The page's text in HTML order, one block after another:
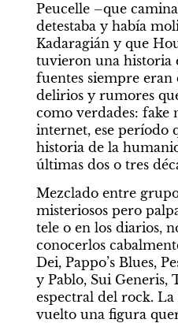
Peucelle –que
detestaba y había
Kadaragián y que
tuvieron una historia
fuentes siempre
delirios y rumores
como verdades: fake
internet, ese período
historia de la
últimas dos o tres
Mezclado entre
misteriosos pero
tele o en los diarios,
conocerlos
Dei, Pappo’s Blues,
y Pablo, Sui Generis,
espectral del rock.
vuelto una figura